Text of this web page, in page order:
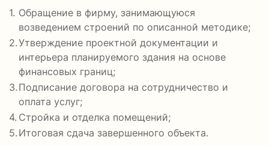
Обращение в фирму, занимающуюся
возведением строений по описанной методике;
Утверждение проектной документации и
интерьера планируемого здания на основе
финансовых границ;
Подписание договора на сотрудничество и
оплата услуг;
Стройка и отделка помещений;
Итоговая сдача завершенного объекта.